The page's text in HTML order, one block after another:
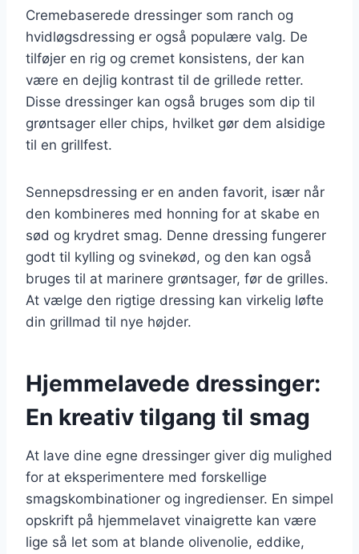
Cremebaserede dressinger som ranch og
hvidløgsdressing er også populære valg. De
tilføjer en rig og cremet konsistens, der kan
være en dejlig kontrast til de grillede retter.
Disse dressinger kan også bruges som dip til
grøntsager eller chips, hvilket gør dem alsidige
til en grillfest.
Sennepsdressing er en anden favorit, især når
den kombineres med honning for at skabe en
sød og krydret smag. Denne dressing fungerer
godt til kylling og svinekød, og den kan også
bruges til at marinere grøntsager, før de grilles.
At vælge den rigtige dressing kan virkelig løfte
din grillmad til nye højder.
Hjemmelavede dressinger:
En kreativ tilgang til smag
At lave dine egne dressinger giver dig mulighed
for at eksperimentere med forskellige
smagskombinationer og ingredienser. En simpel
opskrift på hjemmelavet vinaigrette kan være
lige så let som at blande olivenolie, eddike,